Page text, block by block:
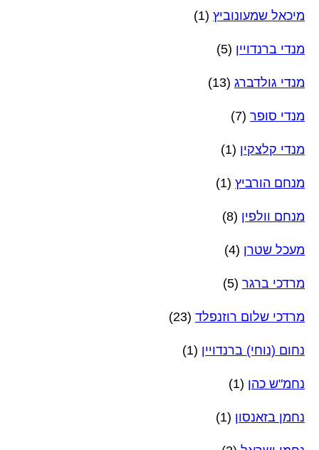
מיכאל שמעונוביץ (1)
מנדי ברנדויין (5)
מנדי גולדברג (13)
מנדי סופר (7)
מנדי קלצקין (1)
מנחם הורביץ (1)
מנחם וולפין (8)
מעכל שטרן (4)
מרדכי ברגר (5)
מרדכי שלום רוזנפלד (23)
נחום (נוחי) ברנדויין (1)
נחמ"ש כהן (1)
נחמן בזאנסון (1)